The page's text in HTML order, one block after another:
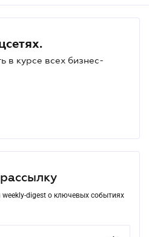
в курсе всех бизнес-
digest о ключевых событиях